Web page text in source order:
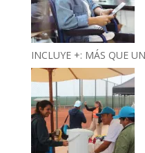
INCLUYE +: MÁS QUE